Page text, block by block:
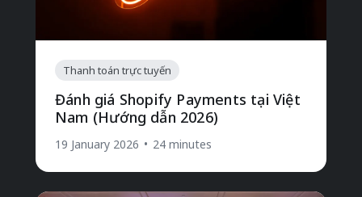
Thanh toán trực tuyến
Đánh giá Shopify Payments tại Việt
Nam (Hướng dẫn 2026)
19 January 2026 • 24 minutes